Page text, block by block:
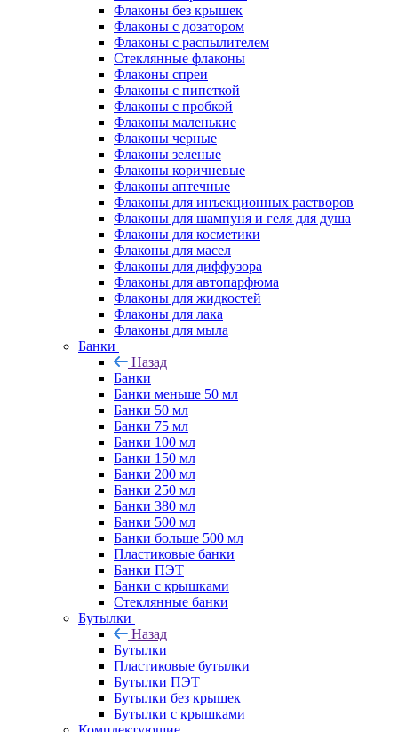
Флаконы без крышек
Флаконы с дозатором
Флаконы с распылителем
Стеклянные флаконы
Флаконы cпреи
Флаконы с пипеткой
Флаконы с пробкой
Флаконы маленькие
Флаконы черные
Флаконы зеленые
Флаконы коричневые
Флаконы аптечные
Флаконы для инъекционных растворов
Флаконы для шампуня и геля для душа
Флаконы для косметики
Флаконы для масел
Флаконы для диффузора
Флаконы для автопарфюма
Флаконы для жидкостей
Флаконы для лака
Флаконы для мыла
Банки
Назад
Банки
Банки меньше 50 мл
Банки 50 мл
Банки 75 мл
Банки 100 мл
Банки 150 мл
Банки 200 мл
Банки 250 мл
Банки 380 мл
Банки 500 мл
Банки больше 500 мл
Пластиковые банки
Банки ПЭТ
Банки с крышками
Стеклянные банки
Бутылки
Назад
Бутылки
Пластиковые бутылки
Бутылки ПЭТ
Бутылки без крышек
Бутылки с крышками